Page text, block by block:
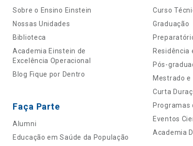
Sobre o Ensino Einstein
Nossas Unidades
Biblioteca
Academia Einstein de
Excelência Operacional
Blog Fique por Dentro
Faça Parte
Alumni
Educação em Saúde da População
Curso
Graduação
Residência
Pós-
Mestrado e
Curta
Programas
Eventos
Academia